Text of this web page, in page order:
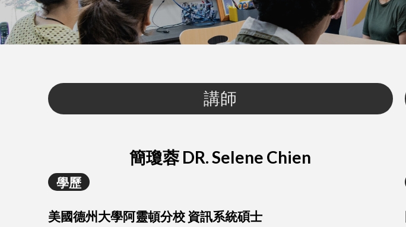
講師
簡瓊蓉 DR. Selene Chien
學歷
美國德州大學阿靈頓分校 資訊系統碩士